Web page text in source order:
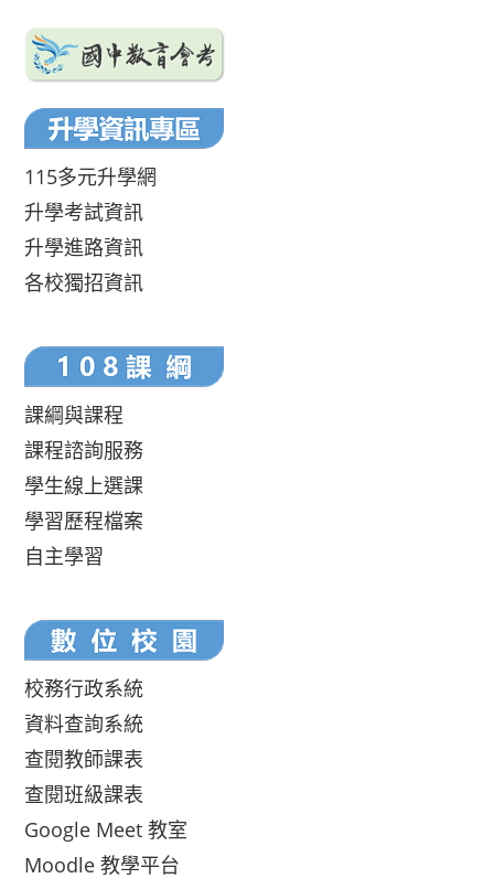
115多元升學網
升學考試資訊
升學進路資訊
各校獨招資訊
課綱與課程
課程諮詢服務
學生線上選課
學習歷程檔案
自主學習
校務行政系統
資料查詢系統
查閱教師課表
查閱班級課表
Google Meet 教室
Moodle 教學平台